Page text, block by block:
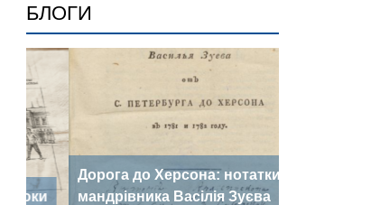
БЛОГИ
Дорога до Херсона: нотатки
мандрівника Васілія Зуєва